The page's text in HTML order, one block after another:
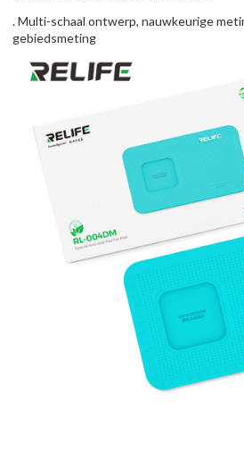
. Multi-schaal ontwerp, nauwkeurige
gebiedsmeting